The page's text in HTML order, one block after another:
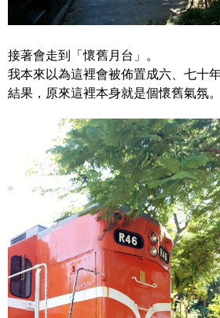
接著會走到「懷舊月台」。
我本來以為這裡會被佈置成六、七十
結果，原來這裡本身就是個懷舊氣氛。